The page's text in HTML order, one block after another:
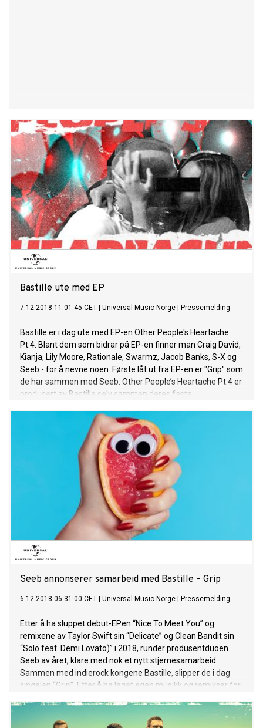
Bastille ute med EP
7.12.2018 11:01:45 CET Universal Music Norge Pressemelding
Bastille er i dag ute med EP-en Other People's Heartache
Pt.4. Blant dem som bidrar på EP-en finner man Craig David,
Kianja, Lily Moore, Rationale, Swarmz, Jacob Banks, S-X og
Seeb - for å nevne noen. Første låt ut fra EP-en er "Grip" som
de har sammen med Seeb. Other People’s Heartache Pt.4 er
produsert av Bastille selv sammen deres faste
Pt.4 er fjerde del i en serie av EP-er som Bastille har gitt ut
hvor den første kom i februar 2012, den andre i desember
samme år mens den tredje ble sluppet i 2014. Om
samarbeidet med Seeb sier vokalist Dan Brown: “Seeb
turned our big, messy guitar song into something new and
completely different, but it still feels wholly in keeping with
the escapist theme of the song: the euphoria and horrors of
a late, late night. “When the drop happens it’s like you get
sucked back into the weirdness of the night or like a door’s
been opened into the clubby world of Seeb. Their production
takes it somewhere w
Seeb annonserer samarbeid med Bastille – Grip
6.12.2018 06:31:00 CET Universal Music Norge Pressemelding
Etter å ha sluppet debut-EPen “Nice To Meet You” og
remixene av Taylor Swift sin “Delicate” og Clean Bandit sin
“Solo feat. Demi Lovato)” i 2018, runder produsentduoen
Seeb av året, klare med nok et nytt stjernesamarbeid.
Sammen med indierock kongene Bastille, slipper de i dag
singelen “Grip”. Etter å ha laget egen musikk og remikser for
Bandit og Shawn Mendez har Seeb rukket å lagt 4 milliarder
(!) avspillinger bak seg siden debuten for tre år siden. Låta